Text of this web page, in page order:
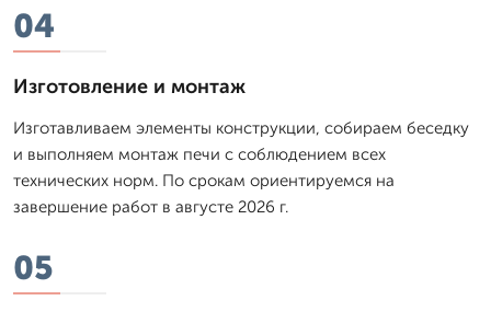
04
Изготовление и монтаж
Изготавливаем элементы конструкции, собираем беседку
и выполняем монтаж печи с соблюдением всех
технических норм. По срокам ориентируемся на
завершение работ в августе 2026 г.
05